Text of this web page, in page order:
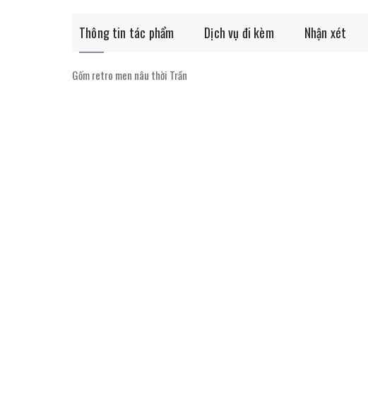
Thông tin tác phẩm Dịch vụ đi kèm Nhận xét
Gốm retro men nâu thời Trần